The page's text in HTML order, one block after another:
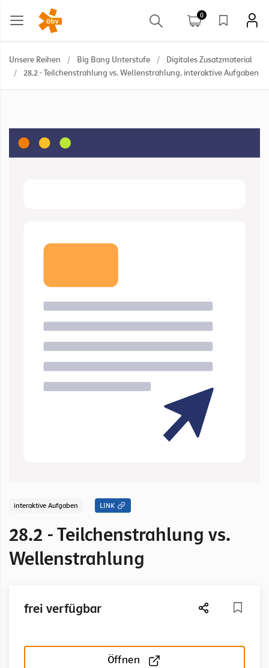
0
Unsere Reihen / Big Bang Unterstufe /
Digitales Zusatzmaterial
/
28.2 - Teilchenstrahlung vs. Wellenstrahlung, interaktive Aufgaben
interaktive Aufgaben LINK
28.2 - Teilchenstrahlung vs.
Wellenstrahlung
frei verfügbar
Öffnen